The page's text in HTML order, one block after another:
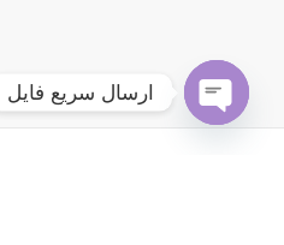
ارسال سریع فایل
Open chaty